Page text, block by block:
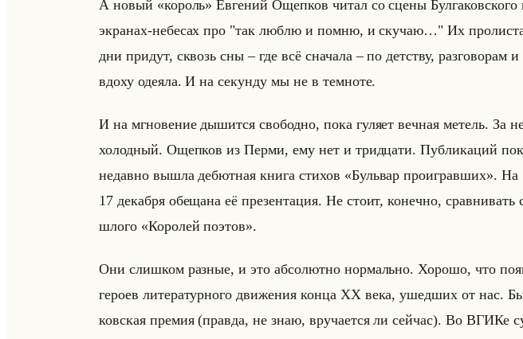
А новый «король» Ев­ге­ний Ощеп­ков читал со сцены
экра­нах-небе­сах про "так люблю и помню, и ску­чаю…" Их
дни при­дут, сквозь сны – где всё сна­ча­ла – по дет­ству, раз­го­во­рам
вдоху оде­яла. И на се­кун­ду мы не в тем­но­те.
И на мгно­ве­ние ды­шит­ся сво­бод­но, пока гу­ля­ет веч­ная ме­тель. За
хо­лод­ный. Ощеп­ков из Перми, ему нет и трид­ца­ти. Пуб­ли­ка­ций
недав­но вышла де­бют­ная книга сти­хов «Бульвар проигравших». На
17 де­каб­ря обе­ща­на её пре­зен­та­ция. Не стоит, ко­неч­но,
шло­го «Королей поэтов».
Они слиш­ком раз­ные, и это аб­со­лют­но нор­мально. Хо­ро­шо, что
ге­ро­ев ли­те­ра­тур­но­го дви­же­ния конца ХХ века, ушед­ших от нас.
ков­ская пре­мия (прав­да, не знаю, вру­ча­ет­ся ли сейчас). Во ВГИКе